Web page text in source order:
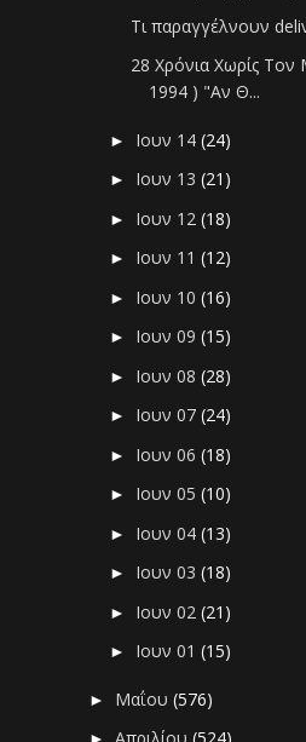
Τι παραγγέλνουν
28 Χρόνια Χωρίς Τον
1994 ) "Αν Θ...
► Ιουν 14(24)
► Ιουν 13(21)
► Ιουν 12(18)
► Ιουν 11(12)
► Ιουν 10(16)
► Ιουν 09(15)
► Ιουν 08(28)
► Ιουν 07(24)
► Ιουν 06(18)
► Ιουν 05(10)
► Ιουν 04(13)
► Ιουν 03(18)
► Ιουν 02(21)
► Ιουν 01(15)
► Μαΐου(576)